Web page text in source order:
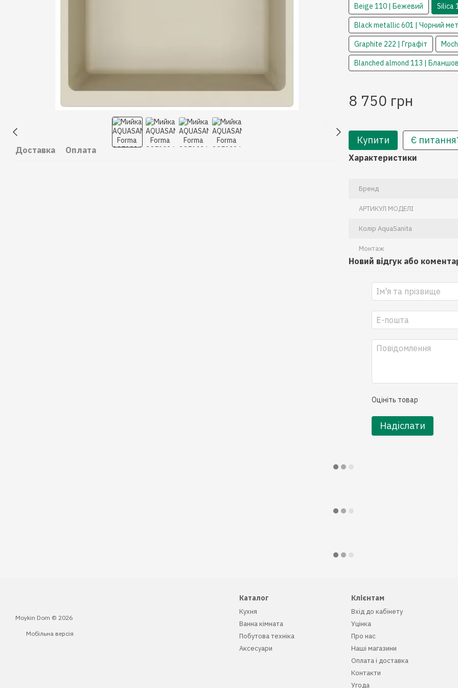
Доставка Оплата
Beige 110 | Бежевий Silica
Black metallic 601 | Чорний
Graphite 222 | Гграфіт
Blanched almond 113 |
8 750 грн
Купити Є
Характеристики
Бренд
АРТИКУЛ МОДЕЛІ
Колiр AquaSanita
Монтаж
Новий відгук або
Оцініть товар
Надіслати
Moykin Dom © 2026
Мобільна версія
Каталог
Кухня
Ванна кімната
Побутова техніка
Аксесуари
Клієнтам
Вхід до кабінету
Уцінка
Про нас
Наші магазини
Оплата і доставка
Контакти
Угода